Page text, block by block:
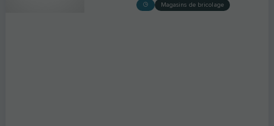
Magasins de bricolage